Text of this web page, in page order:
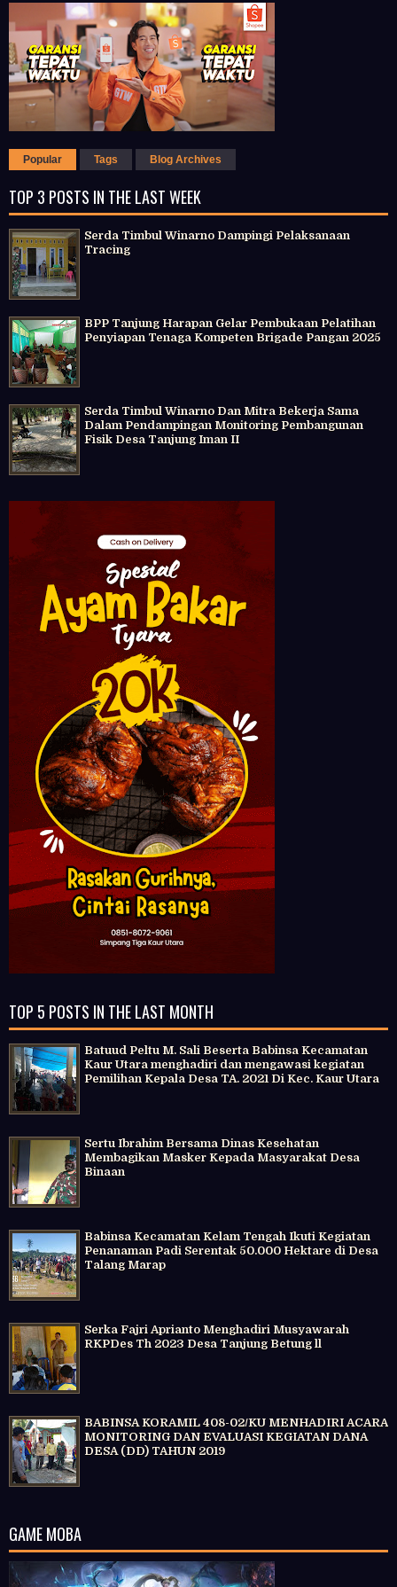
Popular Tags Blog Archives
TOP 3 POSTS IN THE LAST WEEK
Serda Timbul Winarno Dampingi Pelaksanaan
Tracing
BPP Tanjung Harapan Gelar Pembukaan Pelatihan
Penyiapan Tenaga Kompeten Brigade Pangan 2025
Serda Timbul Winarno Dan Mitra Bekerja Sama
Dalam Pendampingan Monitoring Pembangunan
Fisik Desa Tanjung Iman II
TOP 5 POSTS IN THE LAST MONTH
Batuud Peltu M. Sali Beserta Babinsa Kecamatan
Kaur Utara menghadiri dan mengawasi kegiatan
Pemilihan Kepala Desa TA. 2021 Di Kec. Kaur Utara
Sertu Ibrahim Bersama Dinas Kesehatan
Membagikan Masker Kepada Masyarakat Desa
Binaan
Babinsa Kecamatan Kelam Tengah Ikuti Kegiatan
Penanaman Padi Serentak 50.000 Hektare di Desa
Talang Marap
Serka Fajri Aprianto Menghadiri Musyawarah
RKPDes Th 2023 Desa Tanjung Betung ll
BABINSA KORAMIL 408-02/KU MENHADIRI ACARA
MONITORING DAN EVALUASI KEGIATAN DANA
DESA (DD) TAHUN 2019
GAME MOBA